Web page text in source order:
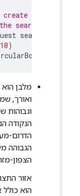
create a
the search area
(
(CircularBounds
מלבן הוא
ואורך,
וגבוהות
הנקודה
הדרום-
הגבוהה
הצפון-
אזור
הוא כולל